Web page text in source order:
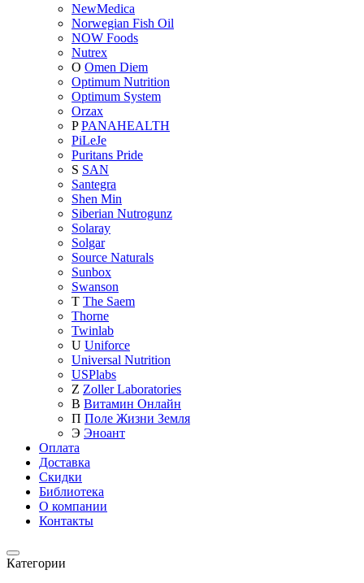
NewMedica
Norwegian Fish Oil
NOW Foods
Nutrex
O Omen Diem
Optimum Nutrition
Optimum System
Orzax
P PANAHEALTH
PiLeJe
Puritans Pride
S SAN
Santegra
Shen Min
Siberian Nutrogunz
Solaray
Solgar
Source Naturals
Sunbox
Swanson
T The Saem
Thorne
Twinlab
U Uniforce
Universal Nutrition
USPlabs
Z Zoller Laboratories
В Витамин Онлайн
П Поле Жизни Земля
Э Эноант
Оплата
Доставка
Скидки
Библиотека
О компании
Контакты
Категории
Категории